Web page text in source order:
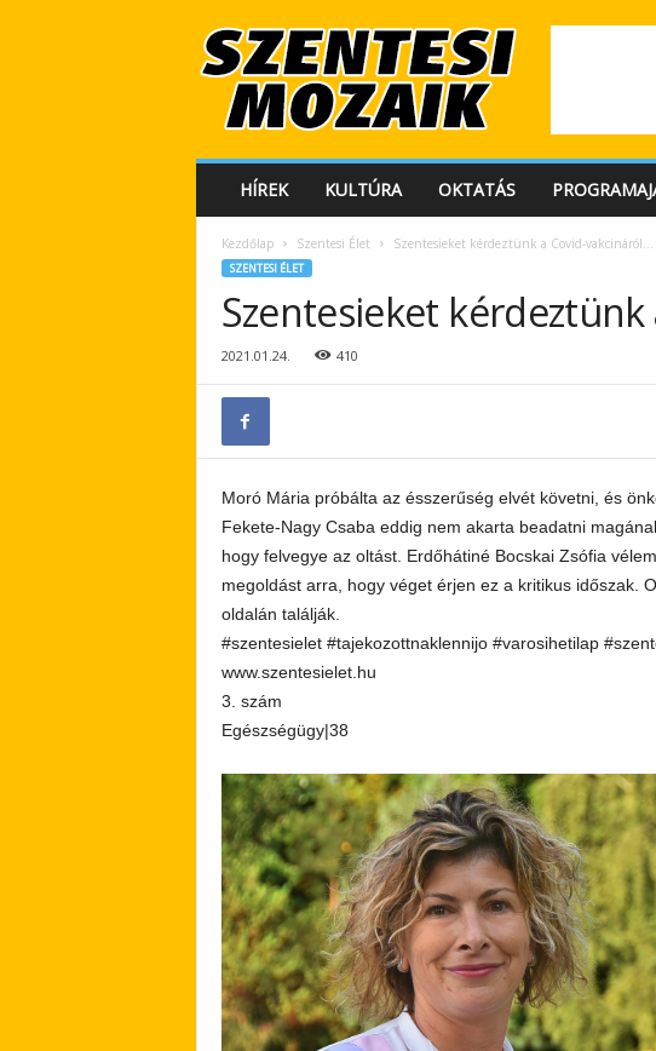
e
HÍREK KULTÚRA OKTATÁS
Kezdőlap Szentesi Élet Szentesieket kérdeztünk a Covid-vakcináról…
SZENTESI ÉLET
Szentesieket
2021.01.24. 410
Moró Mária próbálta az ésszerűség elvét követni, és
Fekete-Nagy Csaba eddig nem akarta beadatni
hogy felvegye az oltást. Erdőhátiné Bocskai Zsófia
megoldást arra, hogy véget érjen ez a kritikus időszak.
oldalán találják.
#szentesielet #tajekozottnaklennijo #varosihetilap
www.szentesielet.hu
3. szám
Egészségügy|38